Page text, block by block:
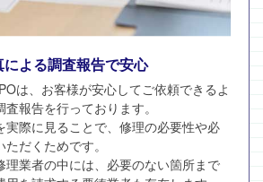
による調査報告で安心
は、お客様が安心してご依頼できるよ
報告を行っております。
実際に見ることで、修理の必要性や必
だくためです。
理業者の中には、必要のない箇所まで